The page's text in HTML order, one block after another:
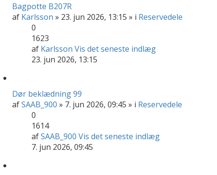
Bagpotte B207R
af Karlsson » 23. jun 2026, 13:15 » i Reservedele
0
1623
af Karlsson Vis det seneste indlæg
23. jun 2026, 13:15
Dør beklædning 99
afSAAB_900 » 7. jun 2026, 09:45 » i Reservedele
0
1614
afSAAB_900 Vis det seneste indlæg
7. jun 2026, 09:45